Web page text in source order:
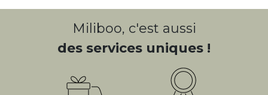
Miliboo, c'est aussi
des services uniques !